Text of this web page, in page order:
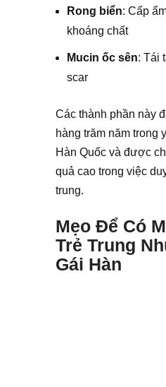
Rong biển: Cấp
khoáng chất
Mucin ốc sên: Tái
scar
Các thành phần này
hàng trăm năm trong
Hàn Quốc và được
quả cao trong việc
trung.
Mẹo Để Có
Trẻ Trung
Gái Hàn